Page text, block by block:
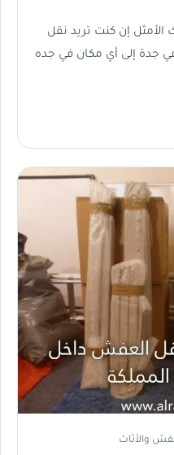
إن كنت تريد نقل
جدة إلى أي مكان في جده
والأثاث